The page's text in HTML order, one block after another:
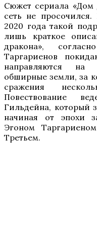
Сюжет сериала «Дом
сеть не
2020 года такой
лишь краткое
дракона»,
Таргариенов
направляются на
обширные земли, за
сражения
Повествование
Гильдейна, который
начиная от эпохи
Эгоном
Третьем.